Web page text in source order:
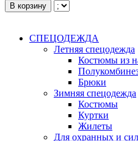
В корзину
СПЕЦОДЕЖДА
Летняя спецодежда
Костюмы из
Брюки
Зимняя спецодежда
Костюмы
Куртки
Жилеты
Для охранных и